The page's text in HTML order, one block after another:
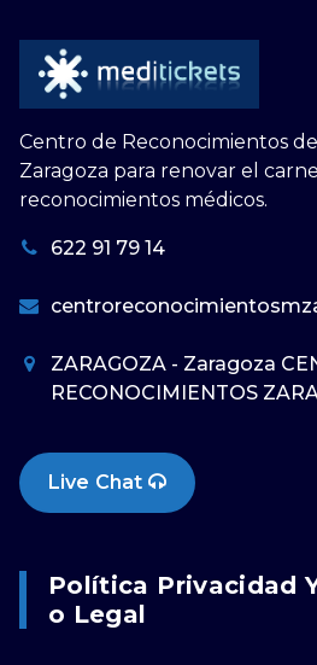
Centro de Reconocimientos
Zaragoza para renovar el
reconocimientos médicos.
622 91 79 14
ZARAGOZA - Zaragoza
RECONOCIMIENTOS
Live Chat
Política Privacidad
O Legal